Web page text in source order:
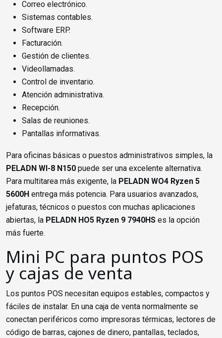
Correo electrónico.
Sistemas contables.
Software ERP.
Facturación.
Gestión de clientes.
Videollamadas.
Control de inventario.
Atención administrativa.
Recepción.
Salas de reuniones.
Pantallas informativas.
Para oficinas básicas o puestos administrativos simples, la
PELADN WI-8 N150 puede ser una excelente alternativa.
Para multitarea más exigente, la PELADN WO4 Ryzen 5
5600H entrega más potencia. Para usuarios avanzados,
jefaturas, técnicos o puestos con muchas aplicaciones
abiertas, la PELADN HO5 Ryzen 9 7940HS es la opción
más fuerte.
Mini PC para puntos POS
y cajas de venta
Los puntos POS necesitan equipos estables, compactos y
fáciles de instalar. En una caja de venta normalmente se
conectan periféricos como impresoras térmicas, lectores de
código de barras, cajones de dinero, pantallas, teclados,